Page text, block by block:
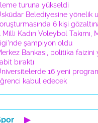
turuna yükseldi
Belediyesine yönelik
6 kişi
Milli Kadın Voleybol Takımı,
şampiyon oldu
Bankası, politika faizini
bıraktı
16 yeni
kabul edecek
▶